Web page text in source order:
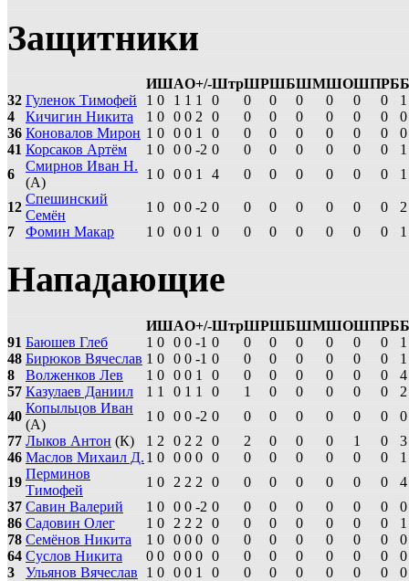
Защитники
ИШАО+/-ШтрШРШБШМШОШПРБ
32 Гуленок Тимофей 1 0 1 1 1 0 0 0 0 0 0 0
1
4
Кичигин Никита 1 0 0 0 2 0 0 0 0 0 0 0
0
36 Коновалов Мирон 1 0 0 0 1 0 0 0 0 0 0 0
0
41 Корсаков Артём 1 0 0 0 -2 0 0 0 0 0 0 0
1
6
Смирнов Иван Н.
(А)
1 0 0 0 1 4 0 0 0 0 0 0 1
12
Спешинский
Семён
1 0 0 0 -2 0 0 0 0 0 0 0
2
7
Фомин Макар 1 0 0 0 1 0 0 0 0 0 0 0 1
Нападающие
ИШАО+/-ШтрШРШБШМШОШПРБ
91 Баюшев Глеб 1 0 0 0 -1 0 0 0 0 0 0 0
1
48 Бирюков Вячеслав 1 0 0 0 -1 0 0 0 0 0 0 0
1
8
Волженков Лев 1 0 0 0 1 0 0 0 0 0 0 0
4
57 Казулаев Даниил 1 1 0 1 1 0 1 0 0 0 0 0
2
40
Копыльцов Иван
(А)
1 0 0 0 -2 0 0 0 0 0 0 0
0
77 Лыков Антон (К) 1 2 0 2 2 0 2 0 0 0 1 0
3
46 Маслов Михаил Д. 1 0 0 0 0 0 0 0 0 0 0 0
1
19
Перминов
Тимофей
1 0 2 2 2 0 0 0 0 0 0 0
4
37 Савин Валерий 1 0 0 0 -2 0 0 0 0 0 0 0
0
86 Садовин Олег 1 0 2 2 2 0 0 0 0 0 0 0
1
78 Семёнов Никита 1 0 0 0 0 0 0 0 0 0 0 0
0
64 Суслов Никита 0 0 0 0 0 0 0 0 0 0 0 0
0
3
Ульянов Вячеслав 1 0 0 0 1 0 0 0 0 0 0 0 0